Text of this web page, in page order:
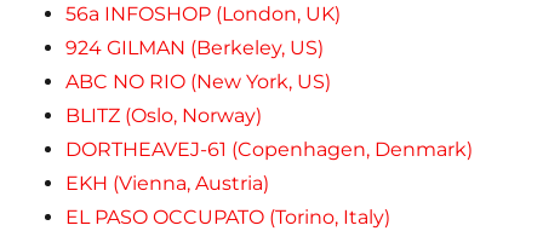
56a INFOSHOP (London, UK)
924 GILMAN (Berkeley, US)
ABC NO RIO (New York, US)
BLITZ (Oslo, Norway)
DORTHEAVEJ-61 (Copenhagen, Denmark)
EKH (Vienna, Austria)
EL PASO OCCUPATO (Torino, Italy)